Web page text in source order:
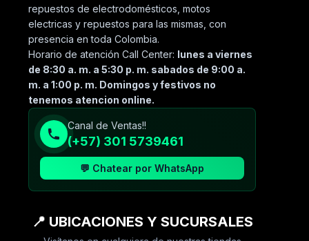
repuestos de electrodomésticos, motos
electricas y repuestos para las mismas, con
presencia en toda Colombia.
Horario de atención Call Center: lunes a viernes
de 8:30 a. m. a 5:30 p. m. sabados de 9:00 a.
m. a 1:00 p. m. Domingos y festivos no
tenemos atencion online.
Canal de Ventas!!
(+57) 301 5739461
💬 Chatear por WhatsApp
📍 UBICACIONES Y SUCURSALES